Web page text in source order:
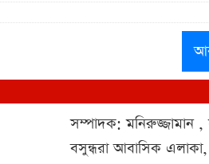
সম্পাদক: মনিরুজ্জামান ,
বসুন্ধরা আবাসিক